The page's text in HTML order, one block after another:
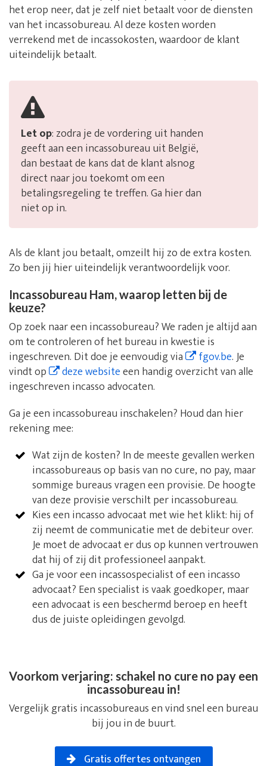
het erop neer, dat je zelf niet betaalt voor de diensten
van het incassobureau. Al deze kosten worden
verrekend met de incassokosten, waardoor de klant
uiteindelijk betaalt.
Let op: zodra je de vordering uit handen
geeft aan een incassobureau uit België,
dan bestaat de kans dat de klant alsnog
direct naar jou toekomt om een
betalingsregeling te treffen. Ga hier dan
niet op in.
Als de klant jou betaalt, omzeilt hij zo de extra kosten.
Zo ben jij hier uiteindelijk verantwoordelijk voor.
Incassobureau Ham, waarop letten bij de
keuze?
Op zoek naar een incassobureau? We raden je altijd aan
om te controleren of het bureau in kwestie is
ingeschreven. Dit doe je eenvoudig via
fgov.be. Je
vindt op
deze websiteeen handig overzicht van alle
ingeschreven incasso advocaten.
Ga je een incassobureau inschakelen? Houd dan hier
rekening mee:
Wat zijn de kosten? In de meeste gevallen werken
incassobureaus op basis van no cure, no pay, maar
sommige bureaus vragen een provisie. De hoogte
van deze provisie verschilt per incassobureau.
Kies een incasso advocaat met wie het klikt: hij of
zij neemt de communicatie met de debiteur over.
Je moet de advocaat er dus op kunnen vertrouwen
dat hij of zij dit professioneel aanpakt.
Ga je voor een incassospecialist of een incasso
advocaat? Een specialist is vaak goedkoper, maar
een advocaat is een beschermd beroep en heeft
dus de juiste opleidingen gevolgd.
Voorkom verjaring: schakel no cure no pay een
incassobureau in!
Vergelijk gratis incassobureaus en vind snel een bureau
bij jou in de buurt.
Gratis offertes ontvangen